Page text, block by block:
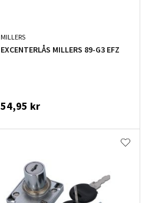
MILLERS
EXCENTERLÅS MILLERS 89-G3 EFZ
54,95 kr